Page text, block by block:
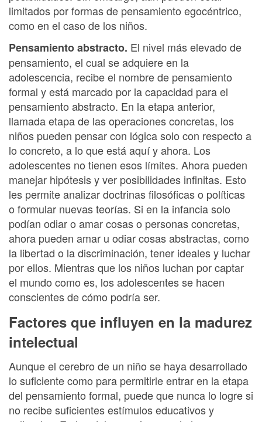
limitados por formas de pensamiento egocéntrico,
como en el caso de los niños.
Pensamiento abstracto. El nivel más elevado de
pensamiento, el cual se adquiere en la
adolescencia, recibe el nombre de pensamiento
formal y está marcado por la capacidad para el
pensamiento abstracto. En la etapa anterior,
llamada etapa de las operaciones concretas, los
niños pueden pensar con lógica solo con respecto a
lo concreto, a lo que está aquí y ahora. Los
adolescentes no tienen esos límites. Ahora pueden
manejar hipótesis y ver posibilidades infinitas. Esto
les permite analizar doctrinas filosóficas o políticas
o formular nuevas teorías. Si en la infancia solo
podían odiar o amar cosas o personas concretas,
ahora pueden amar u odiar cosas abstractas, como
la libertad o la discriminación, tener ideales y luchar
por ellos. Mientras que los niños luchan por captar
el mundo como es, los adolescentes se hacen
conscientes de cómo podría ser.
Factores que influyen en la madurez
intelectual
Aunque el cerebro de un niño se haya desarrollado
lo suficiente como para permitirle entrar en la etapa
del pensamiento formal, puede que nunca lo logre si
no recibe suficientes estímulos educativos y